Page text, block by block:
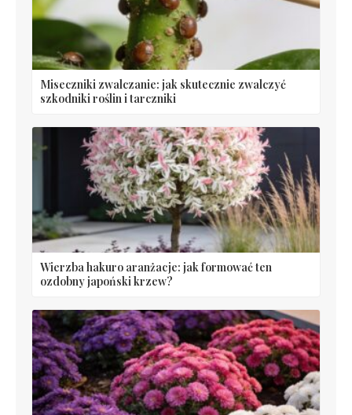
Miseczniki zwalczanie: jak skutecznie zwalczyć
szkodniki roślin i tarczniki
Wierzba hakuro aranżacje: jak formować ten
ozdobny japoński krzew?